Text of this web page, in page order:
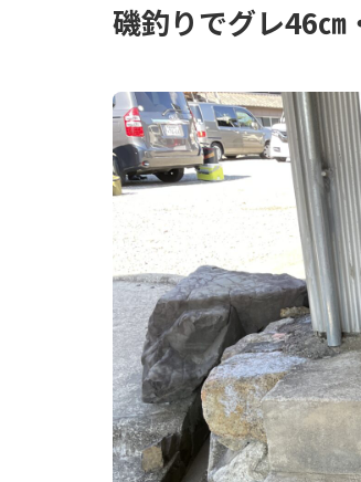
磯釣りでグレ46㎝